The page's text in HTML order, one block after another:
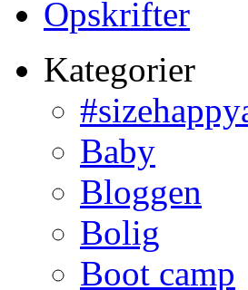
Opskrifter
Kategorier
Baby
Bloggen
Bolig
Boot camp